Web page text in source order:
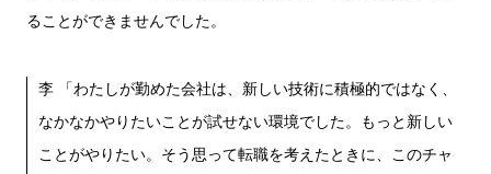
ることができませんでした。
李 「わたしが勤めた会社は、新しい技術に積極的ではなく、
なかなかやりたいことが試せない環境でした。もっと新しい
ことがやりたい。そう思って転職を考えたときに、このチャ